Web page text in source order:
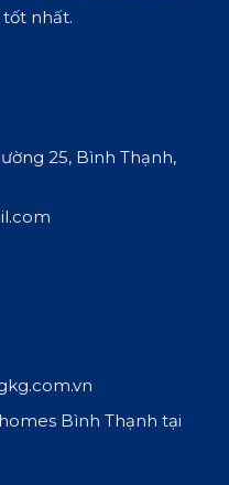
nhất.
25, Bình Thạnh,
Bình Thạnh tại